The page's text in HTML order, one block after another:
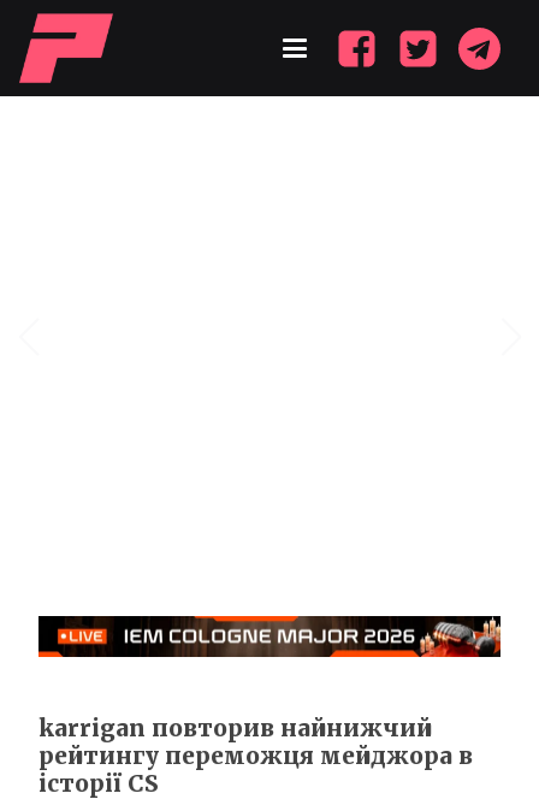
karrigan повторив найнижчий
рейтингу переможця мейджора в
історії CS